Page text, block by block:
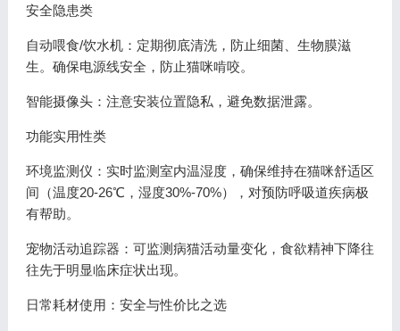
安全隐患类
自动喂食/饮水机：定期彻底清洗，防止细菌、生物膜滋
生。确保电源线安全，防止猫咪啃咬。
智能摄像头：注意安装位置隐私，避免数据泄露。
功能实用性类
环境监测仪：实时监测室内温湿度，确保维持在猫咪舒适区
间（温度20-26℃，湿度30%-70%），对预防呼吸道疾病极
有帮助。
宠物活动追踪器：可监测病猫活动量变化，食欲精神下降往
往先于明显临床症状出现。
日常耗材使用：安全与性价比之选